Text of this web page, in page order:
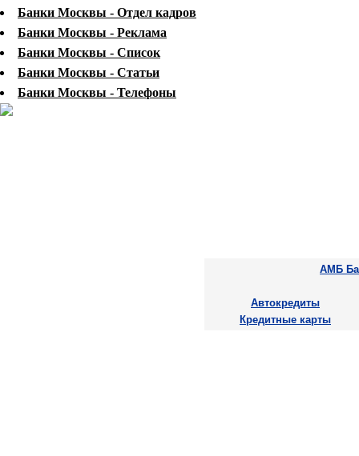
Банки Москвы - Отдел кадров
Банки Москвы - Реклама
Банки Москвы - Список
Банки Москвы - Статьи
Банки Москвы - Телефоны
АМБ
Автокредиты
Кредитные карты